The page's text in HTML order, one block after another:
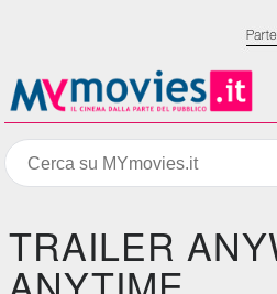
TRAILER